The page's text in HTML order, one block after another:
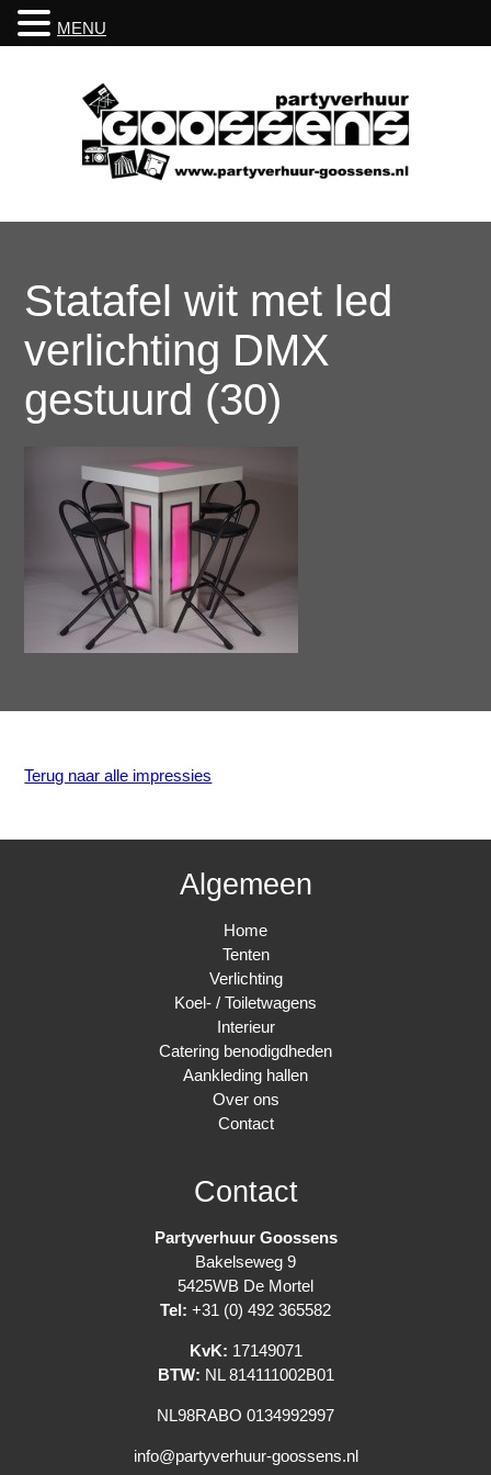
Statafel wit met led
verlichting DMX
gestuurd (30)
Terug naar alle impressies
Algemeen
Home
Tenten
Verlichting
Koel- / Toiletwagens
Interieur
Catering benodigdheden
Aankleding hallen
Over ons
Contact
Contact
Partyverhuur Goossens
Bakelseweg 9
5425WB De Mortel
Tel: +31 (0) 492 365582
KvK: 17149071
BTW: NL 814111002B01
NL98RABO 0134992997
info@partyverhuur-goossens.nl
MENU